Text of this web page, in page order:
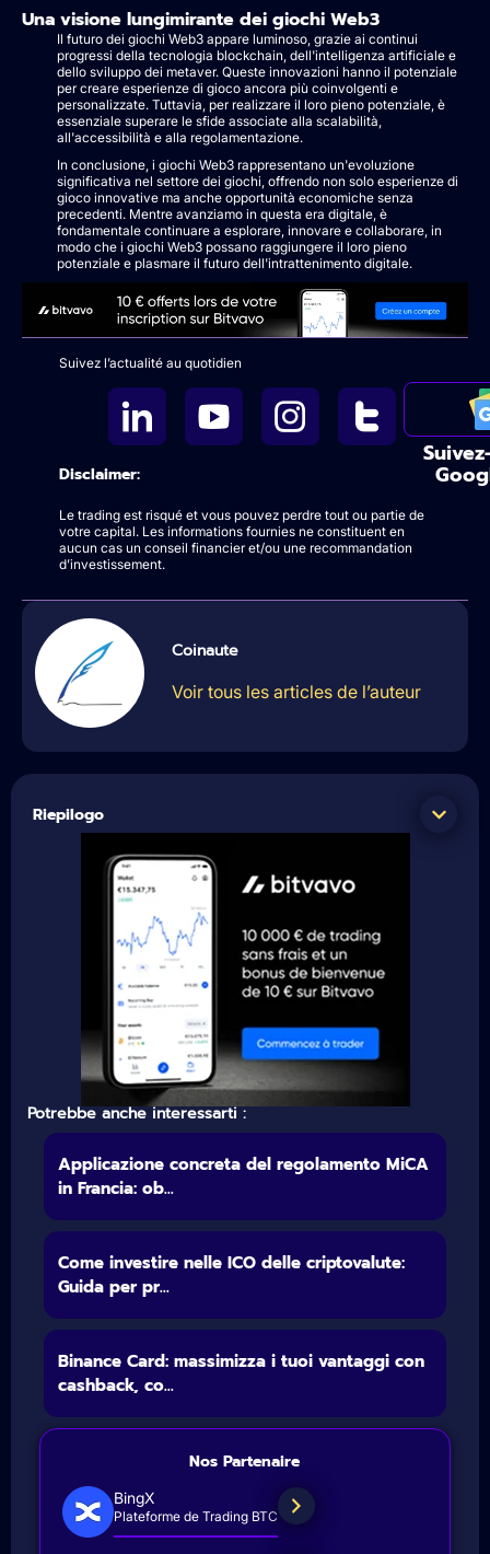
Una visione lungimirante dei giochi Web3
Il futuro dei giochi Web3 appare luminoso, grazie ai continui
progressi della tecnologia blockchain, dell'intelligenza artificiale e
dello sviluppo dei metaver. Queste innovazioni hanno il potenziale
per creare esperienze di gioco ancora più coinvolgenti e
personalizzate. Tuttavia, per realizzare il loro pieno potenziale, è
essenziale superare le sfide associate alla scalabilità,
all'accessibilità e alla regolamentazione.
In conclusione, i giochi Web3 rappresentano un'evoluzione
significativa nel settore dei giochi, offrendo non solo esperienze di
gioco innovative ma anche opportunità economiche senza
precedenti. Mentre avanziamo in questa era digitale, è
fondamentale continuare a esplorare, innovare e collaborare, in
modo che i giochi Web3 possano raggiungere il loro pieno
potenziale e plasmare il futuro dell'intrattenimento digitale.
Suivez l’actualité au quotidien
Disclaimer:
Le trading est risqué et vous pouvez perdre tout ou partie de
votre capital. Les informations fournies ne constituent en
aucun cas un conseil financier et/ou une recommandation
d’investissement.
Coinaute
Voir tous les articles de l’auteur
Riepilogo
Potrebbe anche interessarti :
Applicazione concreta del regolamento MiCA
in Francia: ob...
Come investire nelle ICO delle criptovalute:
Guida per pr...
Binance Card: massimizza i tuoi vantaggi con
cashback, co...
Nos Partenaire
BingX
Plateforme de Trading BTC